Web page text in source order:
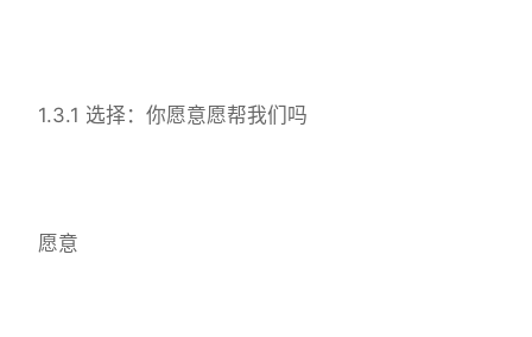
1.3.1 选择：你愿意愿帮我们吗
愿意